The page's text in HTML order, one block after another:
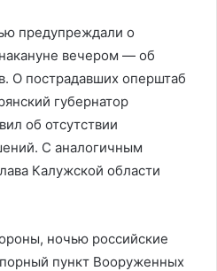
предупреждали о
вечером — об
О пострадавших оперштаб
губернатор
об отсутствии
С аналогичным
Калужской области
ночью российские
пункт Вооруженных